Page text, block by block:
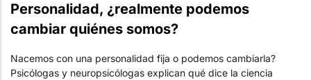
Personalidad, ¿realmente podemos
cambiar quiénes somos?
Nacemos con una personalidad fija o podemos cambiarla?
Psicólogas y neuropsicólogas explican qué dice la ciencia